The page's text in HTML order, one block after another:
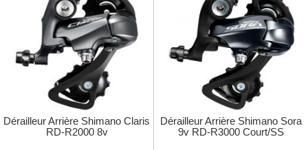
Dérailleur Arrière Shimano Claris
RD-R2000 8v
Dérailleur Arrière Shimano Sora
9v RD-R3000 Court/SS